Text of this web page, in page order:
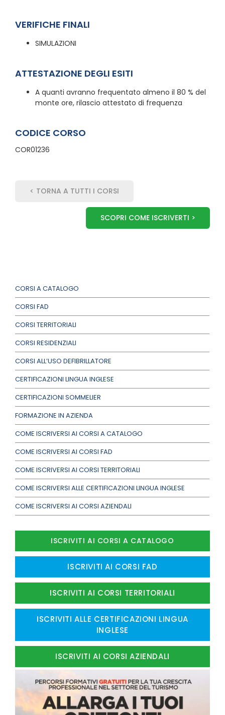
CORSI A CATALOGO
CORSI FAD
CORSI TERRITORIALI
CORSI RESIDENZIALI
CORSI ALL’USO DEFIBRILLATORE
CERTIFICAZIONI LINGUA INGLESE
CERTIFICAZIONI SOMMELIER
FORMAZIONE IN AZIENDA
COME ISCRIVERSI AI CORSI A CATALOGO
COME ISCRIVERSI AI CORSI FAD
COME ISCRIVERSI AI CORSI TERRITORIALI
COME ISCRIVERSI ALLE CERTIFICAZIONI LINGUA INGLESE
COME ISCRIVERSI AI CORSI AZIENDALI
ISCRIVITI AI CORSI A CATALOGO
ISCRIVITI AI CORSI FAD
ISCRIVITI AI CORSI TERRITORIALI
ISCRIVITI ALLE CERTIFICAZIONI LINGUA
INGLESE
ISCRIVITI AI CORSI AZIENDALI
VERIFICHE FINALI
SIMULAZIONI
ATTESTAZIONE DEGLI ESITI
A quanti avranno frequentato almeno il 80 % del
monte ore, rilascio attestato di frequenza
CODICE CORSO
COR01236
< TORNA A TUTTI I CORSI
SCOPRI COME ISCRIVERTI >